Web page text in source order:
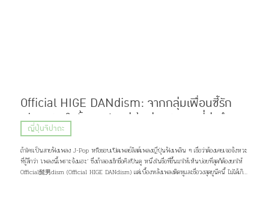
Official HIGE DANdism: จากกลุ่มเพื่อนซี้รัก
เสียงเพลงในรั้วมหาลัย สู่เจ้าพ่อเพลงฮิตที่มุ่งทำตาม
ฝันจนสำเร็จ
ญี่ปุ่นจิปาถะ
ถ้าใครเป็นสายฟังเพลง J-Pop หรือชอบเปิดเพลย์ลิสต์เพลงญี่ปุ่นฟังเพลิน ๆ เชื่อว่าต้องเคยเจอจังหวะ
ที่รู้สึกว่า ‘เพลงนี้เพราะจังแฮะ’ ซึ่งถ้าลองเช็กชื่อศิลปินดู หนึ่งในชื่อที่ขึ้นมาให้เห็นบ่อยที่สุดก็ต้องยกให้
Official髭男dism (Official HIGE DANdism) แต่เบื้องหลังเพลงติดหูและชื่อวงสุดยูนีคนี้ ไม่ได้เกิด